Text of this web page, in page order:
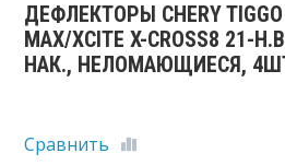
ДЕФЛЕКТОРЫ CHERY TIGGO
MAX/XCITE X-CROSS8 21-
НАК., НЕЛОМАЮЩИЕСЯ,
Сравнить